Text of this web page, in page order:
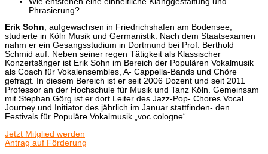
Phrasierung?
Erik Sohn, aufgewachsen in Friedrichshafen am Bodensee,
studierte in Köln Musik und Germanistik. Nach dem Staatsexamen
nahm er ein Gesangsstudium in Dortmund bei Prof. Berthold
Schmid auf. Neben seiner regen Tätigkeit als Klassischer
Konzertsänger ist Erik Sohn im Bereich der Populären Vokalmusik
als Coach für Vokalensembles, A- Cappella-Bands und Chöre
gefragt. In diesem Bereich ist er seit 2006 Dozent und seit 2011
Professor an der Hochschule für Musik und Tanz Köln. Gemeinsam
mit Stephan Görg ist er dort Leiter des Jazz-Pop- Chores Vocal
Journey und Initiator des jährlich im Januar stattfinden- den
Festivals für Populäre Vokalmusik „voc.cologne“.
Jetzt Mitglied werden
Antrag auf Förderung